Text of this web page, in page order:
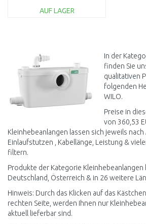
AUF LAGER
In der
finden Sie
qualitativen
folgenden
WILO.
Preise in
von 360,53
Kleinhebeanlangen lassen sich jeweils nach
Einlaufstutzen , Kabellänge, Leistung &
filtern.
Produkte der Kategorie Kleinhebeanlangen
Deutschland, Österreich & in 26 weitere
Hinweis: Durch das Klicken auf das
rechten Seite, werden Ihnen nur
aktuell lieferbar sind.